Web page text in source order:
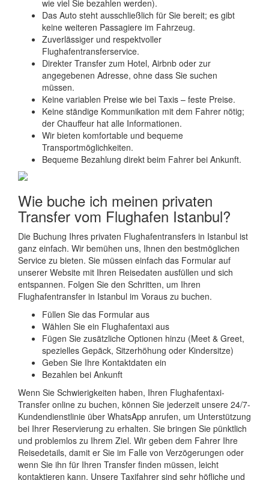
wie viel Sie bezahlen werden).
Das Auto steht ausschließlich für Sie bereit; es gibt
keine weiteren Passagiere im Fahrzeug.
Zuverlässiger und respektvoller
Flughafentransferservice.
Direkter Transfer zum Hotel, Airbnb oder zur
angegebenen Adresse, ohne dass Sie suchen
müssen.
Keine variablen Preise wie bei Taxis – feste Preise.
Keine ständige Kommunikation mit dem Fahrer nötig;
der Chauffeur hat alle Informationen.
Wir bieten komfortable und bequeme
Transportmöglichkeiten.
Bequeme Bezahlung direkt beim Fahrer bei Ankunft.
Wie buche ich meinen privaten
Transfer vom Flughafen Istanbul?
Die Buchung Ihres privaten Flughafentransfers in Istanbul ist
ganz einfach. Wir bemühen uns, Ihnen den bestmöglichen
Service zu bieten. Sie müssen einfach das Formular auf
unserer Website mit Ihren Reisedaten ausfüllen und sich
entspannen. Folgen Sie den Schritten, um Ihren
Flughafentransfer in Istanbul im Voraus zu buchen.
Füllen Sie das Formular aus
Wählen Sie ein Flughafentaxi aus
Fügen Sie zusätzliche Optionen hinzu (Meet & Greet,
spezielles Gepäck, Sitzerhöhung oder Kindersitze)
Geben Sie Ihre Kontaktdaten ein
Bezahlen bei Ankunft
Wenn Sie Schwierigkeiten haben, Ihren Flughafentaxi-
Transfer online zu buchen, können Sie jederzeit unsere 24/7-
Kundendienstlinie über WhatsApp anrufen, um Unterstützung
bei Ihrer Reservierung zu erhalten. Sie bringen Sie pünktlich
und problemlos zu Ihrem Ziel. Wir geben dem Fahrer Ihre
Reisedetails, damit er Sie im Falle von Verzögerungen oder
wenn Sie ihn für Ihren Transfer finden müssen, leicht
kontaktieren kann. Unsere Taxifahrer sind sehr höfliche und